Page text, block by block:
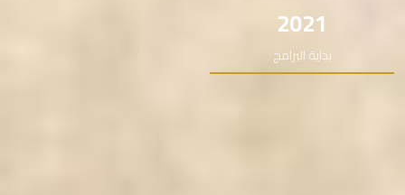
2021
بداية البرامج